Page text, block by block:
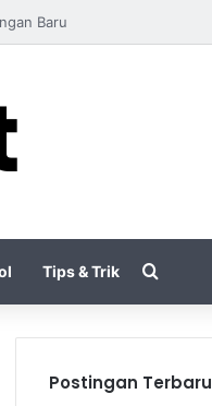
Tips & Trik
Postingan Terbaru